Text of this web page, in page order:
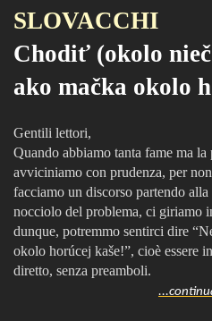
SLOVACCHI
Chodiť (okolo
ako mačka okolo
Gentili lettori,
Quando abbiamo tanta fame ma
avviciniamo con prudenza, per
facciamo un discorso partendo
nocciolo del problema, ci giriamo
dunque, potremmo sentirci dire
okolo horúcej kaše!”, cioè essere
diretto, senza preamboli.